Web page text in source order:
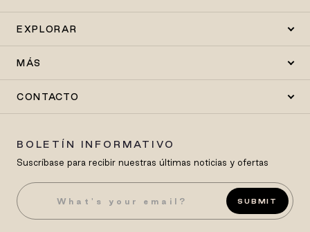
EXPLORAR
MÁS
CONTACTO
BOLETÍN INFORMATIVO
Suscríbase para recibir nuestras últimas noticias y ofertas
SUBMIT